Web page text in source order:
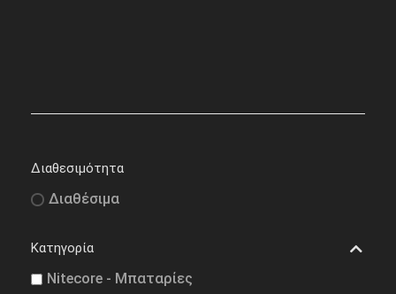
Διαθεσιμότητα
Διαθέσιμα
Κατηγορία
Nitecore - Μπαταρίες